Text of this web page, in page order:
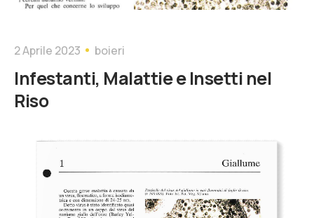
2 Aprile 2023 boieri
Infestanti, Malattie e Insetti nel
Riso